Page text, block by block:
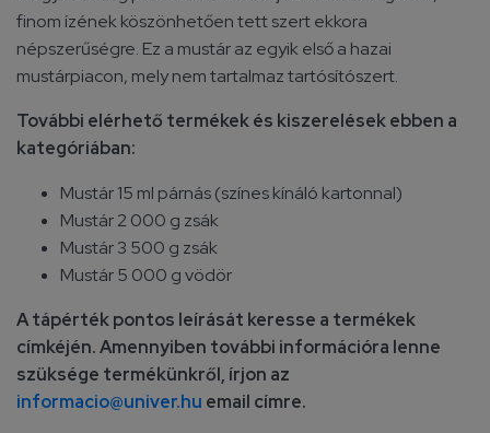
finom ízének köszönhetően tett szert ekkora
népszerűségre. Ez a mustár az egyik első a hazai
mustárpiacon, mely nem tartalmaz tartósítószert.
További elérhető termékek és kiszerelések ebben a
kategóriában:
Mustár 15 ml párnás (színes kínáló kartonnal)
Mustár 2 000 g zsák
Mustár 3 500 g zsák
Mustár 5 000 g vödör
A tápérték pontos leírását keresse a termékek
címkéjén. Amennyiben további információra lenne
szüksége termékünkről, írjon az
informacio@univer.hu email címre.